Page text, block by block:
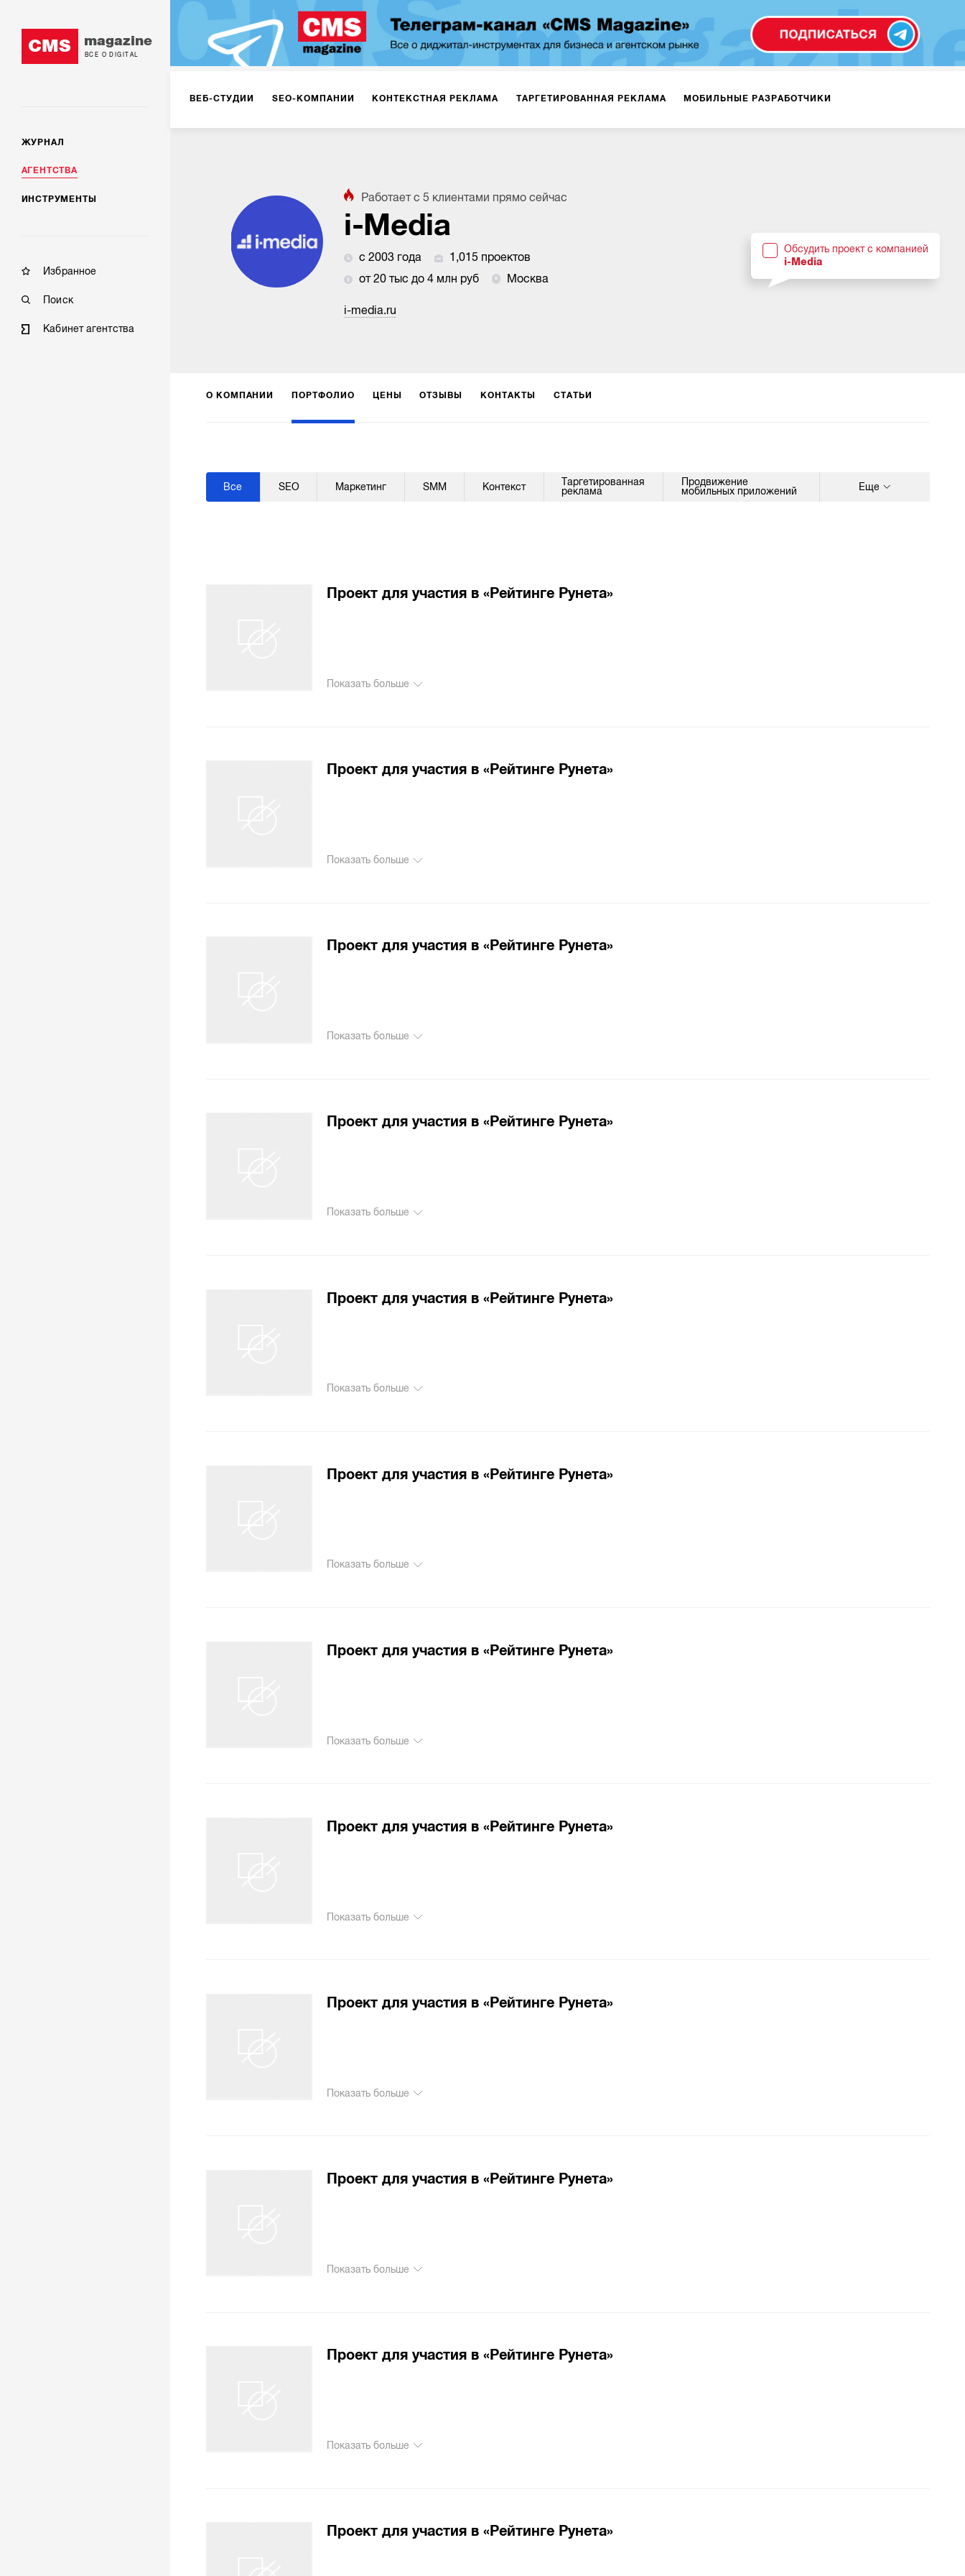
CMS magazine
ВСЕ О DIGITAL
ЖУРНАЛ
АГЕНТСТВА
ИНСТРУМЕНТЫ
Избранное
Поиск
Кабинет агентства
ВЕБ-СТУДИИ SEO-КОМПАНИИ КОНТЕКСТНАЯ РЕКЛАМА ТАРГЕТИРОВАННАЯ РЕКЛАМА МОБИЛЬНЫЕ РАЗРАБОТЧИКИ
РЕКЛАМА НА ИНТЕРНЕТ-ПЛОЩАДКАХ РАБОТА С МАРКЕТПЛЕЙСАМИ
КОНСАЛТИНГ
Работает с5 клиентами прямо сейчас
i-Media
с 2003 года
1,015 проектов
от 20 тыс до 4 млн руб
Москва
i-media.ru
Обсудить проект с компанией
i-Media
О КОМПАНИИ ПОРТФОЛИО ЦЕНЫ ОТЗЫВЫ КОНТАКТЫ СТАТЬИ
Все SEO Маркетинг SMM Контекст
Таргетированная
реклама
Продвижение
мобильных приложений
Еще
Проект для участия в «Рейтинге Рунета»
Показать больше
Проект для участия в «Рейтинге Рунета»
Показать больше
Проект для участия в «Рейтинге Рунета»
Показать больше
Проект для участия в «Рейтинге Рунета»
Показать больше
Проект для участия в «Рейтинге Рунета»
Показать больше
Проект для участия в «Рейтинге Рунета»
Показать больше
Проект для участия в «Рейтинге Рунета»
Показать больше
Проект для участия в «Рейтинге Рунета»
Показать больше
Проект для участия в «Рейтинге Рунета»
Показать больше
Проект для участия в «Рейтинге Рунета»
Показать больше
Проект для участия в «Рейтинге Рунета»
Показать больше
Проект для участия в «Рейтинге Рунета»